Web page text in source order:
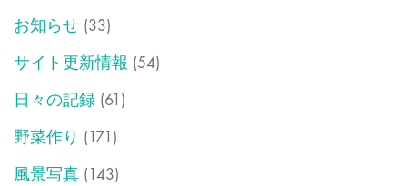
お知らせ (33)
サイト更新情報 (54)
日々の記録 (61)
野菜作り (171)
風景写真 (143)